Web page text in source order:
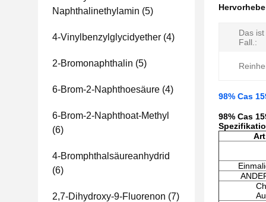
Naphthalinethylamin (5)
4-Vinylbenzylglycidyether (4)
2-Bromonaphthalin (5)
6-Brom-2-Naphthoesäure (4)
6-Brom-2-Naphthoat-Methyl
(6)
4-Bromphthalsäureanhydrid
(6)
2,7-Dihydroxy-9-Fluorenon (7)
Das
Fall.:
98% Cas
98% Cas